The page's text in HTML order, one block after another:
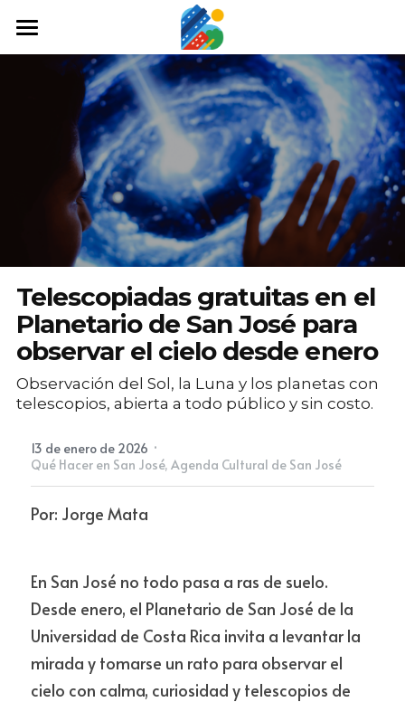
Home
Qué hacer
Arte y cultura
Cine y TV
Comida y tragos
Tours desde San José
Museos
Buscar
Newsletter
Telescopiadas gratuitas en el
Planetario de San José para
observar el cielo desde enero
Observación del Sol, la Luna y los planetas con
telescopios, abierta a todo público y sin costo.
13 de enero de 2026 ·
Qué Hacer en San José, Agenda Cultural de San José
Por: Jorge Mata
En San José no todo pasa a ras de suelo.
Desde enero, el Planetario de San José de la
Universidad de Costa Rica invita a levantar la
mirada y tomarse un rato para observar el
cielo con calma, curiosidad y telescopios de